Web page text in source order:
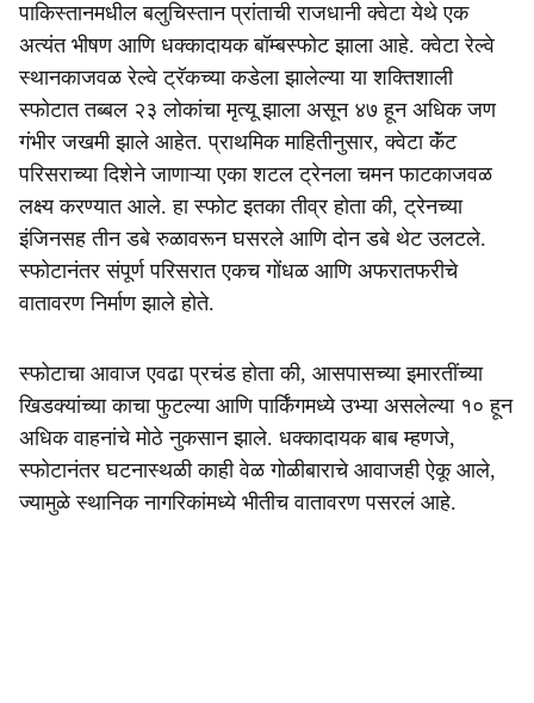
a
r
e
पाकिस्तानमधील बलुचिस्तान प्रांताची राजधानी क्वेटा येथे एक
अत्यंत भीषण आणि धक्कादायक बॉम्बस्फोट झाला आहे. क्वेटा रेल्वे
स्थानकाजवळ रेल्वे ट्रॅकच्या कडेला झालेल्या या शक्तिशाली
स्फोटात तब्बल २३ लोकांचा मृत्यू झाला असून ४७ हून अधिक जण
गंभीर जखमी झाले आहेत. प्राथमिक माहितीनुसार, क्वेटा कॅंट
परिसराच्या दिशेने जाणाऱ्या एका शटल ट्रेनला चमन फाटकाजवळ
लक्ष्य करण्यात आले. हा स्फोट इतका तीव्र होता की, ट्रेनच्या
इंजिनसह तीन डबे रुळावरून घसरले आणि दोन डबे थेट उलटले.
स्फोटानंतर संपूर्ण परिसरात एकच गोंधळ आणि अफरातफरीचे
वातावरण निर्माण झाले होते.
स्फोटाचा आवाज एवढा प्रचंड होता की, आसपासच्या इमारतींच्या
खिडक्यांच्या काचा फुटल्या आणि पार्किंगमध्ये उभ्या असलेल्या १० हून
अधिक वाहनांचे मोठे नुकसान झाले. धक्कादायक बाब म्हणजे,
स्फोटानंतर घटनास्थळी काही वेळ गोळीबाराचे आवाजही ऐकू आले,
ज्यामुळे स्थानिक नागरिकांमध्ये भीतीच वातावरण पसरलं आहे.